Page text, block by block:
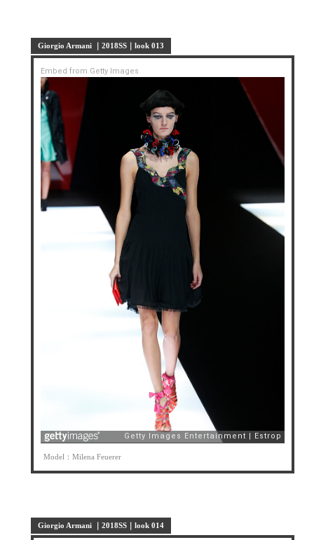
Giorgio Armani ｜2018SS｜look 013
Embed from Getty Images
Model：Milena Feuerer
Giorgio Armani ｜2018SS｜look 014